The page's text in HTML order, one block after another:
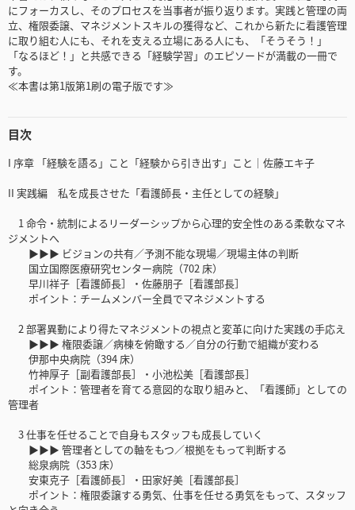
にフォーカスし、そのプロセスを当事者が振り返ります。実践と管理の両
立、権限委譲、マネジメントスキルの獲得など、これから新たに看護管理
に取り組む人にも、それを支える立場にある人にも、「そうそう！」
「なるほど！」と共感できる「経験学習」のエピソードが満載の一冊で
す。
≪本書は第1版第1刷の電子版です≫
目次
I 序章 「経験を語る」こと「経験から引き出す」こと｜佐藤エキ子
II 実践編 私を成長させた「看護師長・主任としての経験」
1 命令・統制によるリーダーシップから心理的安全性のある柔軟なマネ
ジメントへ
▶▶▶ ビジョンの共有／予測不能な現場／現場主体の判断
国立国際医療研究センター病院（702 床）
早川祥子［看護師長］・佐藤朋子［看護部長］
ポイント：チームメンバー全員でマネジメントする
2 部署異動により得たマネジメントの視点と変革に向けた実践の手応え
▶▶▶ 権限委譲／病棟を俯瞰する／自分の行動で組織が変わる
伊那中央病院（394 床）
竹神厚子［副看護部長］・小池松美［看護部長］
ポイント：管理者を育てる意図的な取り組みと、「看護師」としての
管理者
3 仕事を任せることで自身もスタッフも成長していく
▶▶▶ 管理者としての軸をもつ／根拠をもって判断する
総泉病院（353 床）
安東克子［看護師長］・田家好美［看護部長］
ポイント：権限委譲する勇気、仕事を任せる勇気をもって、スタッフ